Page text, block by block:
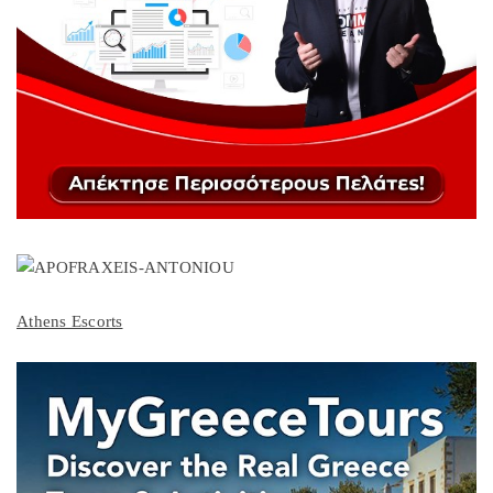
Athens Escorts